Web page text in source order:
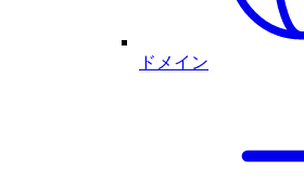
ドメイン